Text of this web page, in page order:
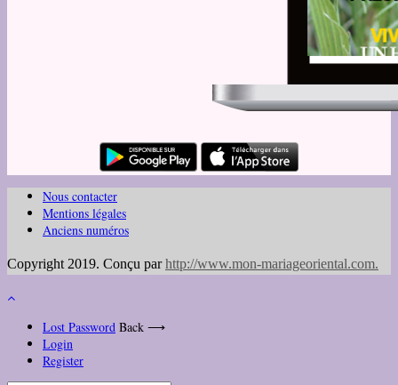
Nous contacter
Mentions légales
Anciens numéros
Copyright 2019. Conçu parhttp://www.mon-mariageoriental.com.
Lost Password Back ⟶
Login
Register